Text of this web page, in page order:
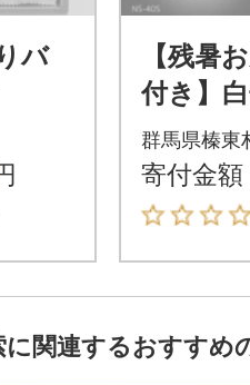
バ
【残暑
付き】
り 味の
5枚)×2
(2切8枚)
群馬県榛東
寄付金額
に関連するおすすめ